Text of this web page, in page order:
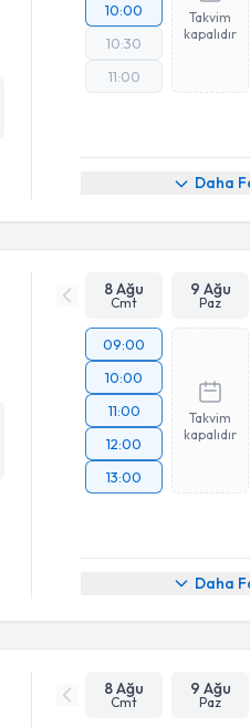
10:00
10:30
11:00
Takvim
kapalıdır
Daha
8 Ağu
Cmt
9 Ağu
Paz
09:00
10:00
11:00
12:00
13:00
Takvim
kapalıdır
Daha
8 Ağu
Cmt
9 Ağu
Paz